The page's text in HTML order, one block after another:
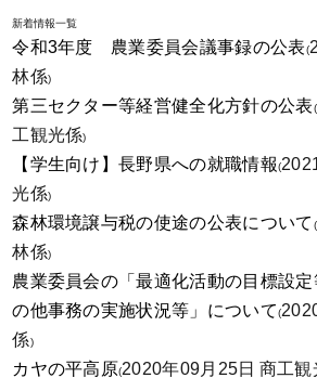
新着情報一覧
令和3年度 農業委員会議事録の公表(
林係)
第三セクター等経営健全化方針の公表(
工観光係)
【学生向け】長野県への就職情報(
光係)
森林環境譲与税の使途の公表について (
林係)
農業委員会の「最適化活動の目標設
の他事務の実施状況等」について(
係)
カヤの平高原(2020年09月25日 商工観